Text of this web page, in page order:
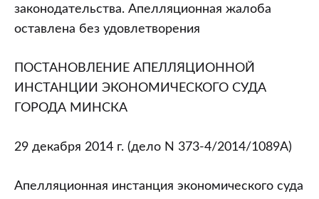
29.12.2014
(дело
373-
4/2014/1089А)
законодательства. Апелляционная жалоба
оставлена без удовлетворения
ПОСТАНОВЛЕНИЕ АПЕЛЛЯЦИОННОЙ
ИНСТАНЦИИ ЭКОНОМИЧЕСКОГО СУДА
ГОРОДА МИНСКА
29 декабря 2014 г. (дело N 373-4/2014/1089А)
Апелляционная инстанция экономического суда